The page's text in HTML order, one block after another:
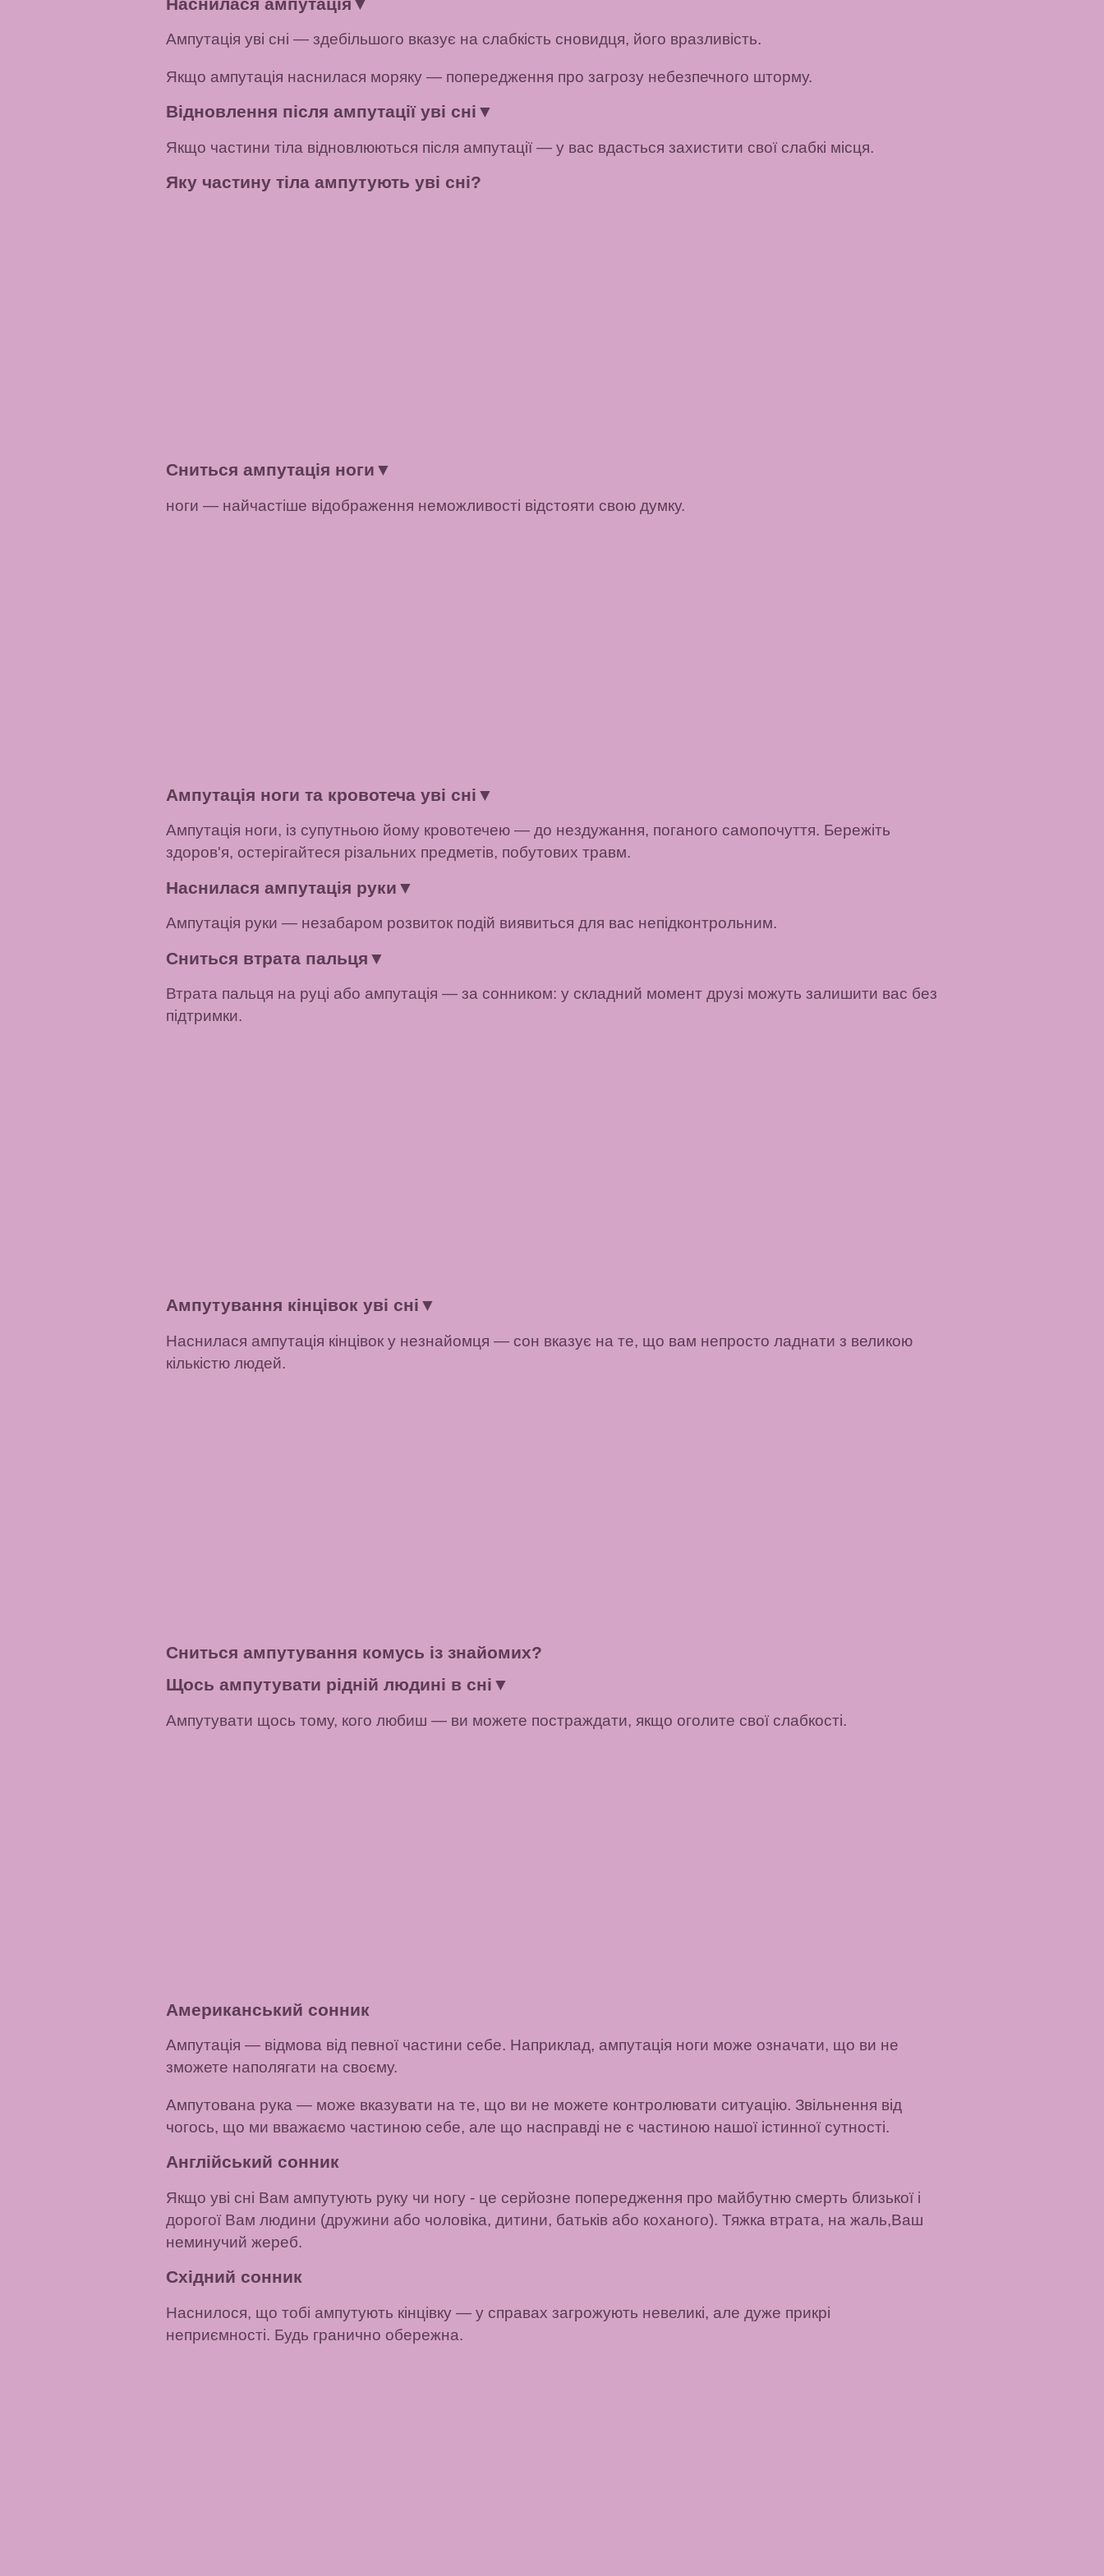
Ампутація уві сні — здебільшого вказує на слабкість сновидця, його вразливість.
Якщо ампутація наснилася моряку — попередження про загрозу небезпечного шторму.
Відновлення після ампутації уві сні ▼
Якщо частини тіла відновлюються після ампутації — у вас вдасться захистити свої слабкі місця.
Яку частину тіла ампутують уві сні?
Сниться ампутація ноги ▼
ноги — найчастіше відображення неможливості відстояти свою думку.
Ампутація ноги та кровотеча уві сні ▼
Ампутація ноги, із супутньою йому кровотечею — до нездужання, поганого самопочуття. Бережіть
здоров'я, остерігайтеся різальних предметів, побутових травм.
Наснилася ампутація руки ▼
Ампутація руки — незабаром розвиток подій виявиться для вас непідконтрольним.
Сниться втрата пальця ▼
Втрата пальця на руці або ампутація — за сонником: у складний момент друзі можуть залишити вас без
підтримки.
Ампутування кінцівок уві сні ▼
Наснилася ампутація кінцівок у незнайомця — сон вказує на те, що вам непросто ладнати з великою
кількістю людей.
Сниться ампутування комусь із знайомих?
Щось ампутувати рідній людині в сні ▼
Ампутувати щось тому, кого любиш — ви можете постраждати, якщо оголите свої слабкості.
Американський сонник
Ампутація — відмова від певної частини себе. Наприклад, ампутація ноги може означати, що ви не
зможете наполягати на своєму.
Ампутована рука — може вказувати на те, що ви не можете контролювати ситуацію. Звільнення від
чогось, що ми вважаємо частиною себе, але що насправді не є частиною нашої істинної сутності.
Англійський сонник
Якщо уві сні Вам ампутують руку чи ногу- це серйозне попередження про майбутню смерть близької і
дорогої Вам людини (дружини або чоловіка, дитини, батьків або коханого). Тяжка втрата, на жаль,Ваш
неминучий жереб.
Східний сонник
Наснилося, що тобі ампутують кінцівку— у справах загрожують невеликі, але дуже прикрі
неприємності. Будь гранично обережна.